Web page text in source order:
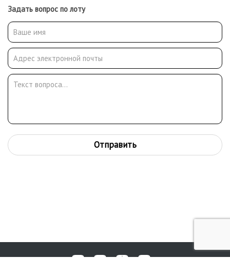
частных коллекциях в России и за рубежом: Германии,
Франции, Бельгии, Англии, Японии, Корее.
Задать вопрос по лоту
Отправить